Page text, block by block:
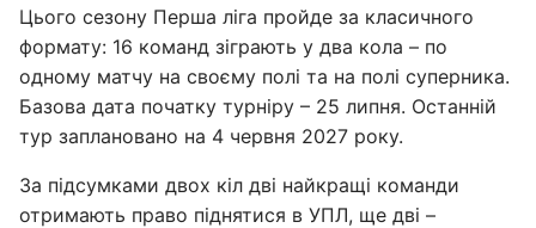
Цього сезону Перша ліга пройде за класичного
формату: 16 команд зіграють у два кола – по
одному матчу на своєму полі та на полі суперника.
Базова дата початку турніру – 25 липня. Останній
тур заплановано на 4 червня 2027 року.
За підсумками двох кіл дві найкращі команди
отримають право піднятися в УПЛ, ще дві –